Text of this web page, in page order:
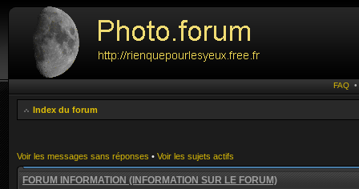
FAQ
Index du forum
Voir les messages sans réponses • Voir les sujets actifs
FORUM INFORMATION (INFORMATION SUR LE FORUM)